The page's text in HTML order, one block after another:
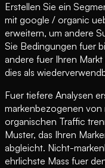
Erstellen Sie ein
mit google / organic
erweitern, um andere
Sie Bedingungen fuer
andere fuer Ihren
dies als
Fuer tiefere Analysen
markenbezogenen
organischen Traffic
Muster, das Ihren
abgleicht. Nicht-
ehrlichste Mass fuer